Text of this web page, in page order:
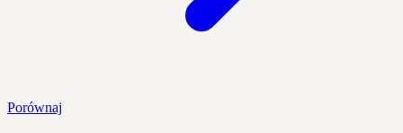
Porównaj